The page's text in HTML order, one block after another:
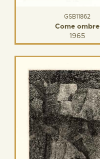
GSB11862
Come ombre
1965